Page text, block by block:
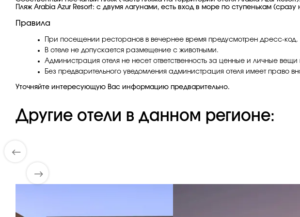
Пляж Arabia Azur Resort: с двумя лагунами, есть вход в море по ступенькам (сразу
Правила
При посещении ресторанов в вечернее время предусмотрен дресс-код.
В отеле не допускается размещение с животными.
Администрация отеля не несет ответственность за ценные и личные
Без предварительного уведомления администрация отеля имеет право
Уточняйте интересующую Вас информацию предварительно.
Другие отели в данном регионе: